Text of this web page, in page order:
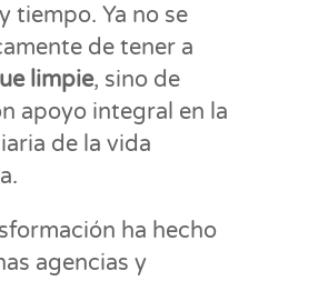
tiempo. Ya no se
de tener a
limpie, sino de
apoyo integral en la
de la vida
ha hecho
agencias y